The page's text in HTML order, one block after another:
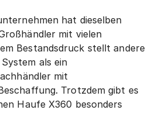
hat dieselben
mit vielen
Bestandsdruck stellt andere
als ein
mit
Trotzdem gibt es
Haufe X360 besonders